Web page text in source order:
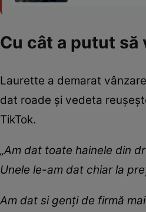
Cu cât a putut să
Laurette a demarat
dat roade și vedeta
TikTok.
„Am dat toate hainele din
Unele le-am dat chiar la
Am dat si genți de firmă